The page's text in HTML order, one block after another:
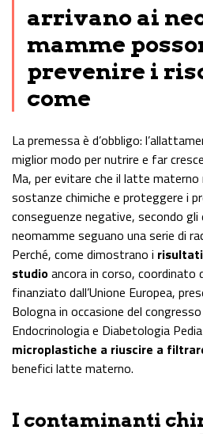
arrivano ai
mamme
prevenire i
come
La premessa è d’obbligo:
miglior modo per nutrire e far
Ma, per evitare che il latte
sostanze chimiche e proteggere i
conseguenze negative, secondo gli
neomamme seguano una serie di
Perché, come dimostrano i
studioancora in corso, coordinato
finanziato dall’Unione Europea,
Bologna in occasione del
Endocrinologia e Diabetologia
microplastiche a riuscire a
benefici latte materno.
I contaminanti